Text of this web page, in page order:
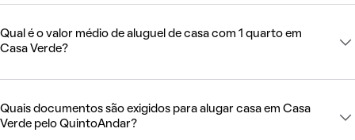
Qual é o valor médio de aluguel de casa com 1 quarto em
Casa Verde?
Quais documentos são exigidos para alugar casa em Casa
Verde pelo QuintoAndar?